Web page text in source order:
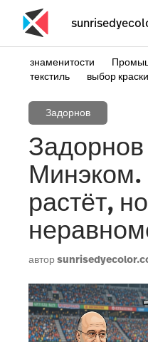
знаменитости
текстиль
выбор краски
Задорнов
растёт, но
автор